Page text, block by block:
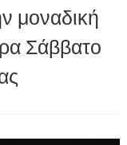
μοναδική
Σάββατο